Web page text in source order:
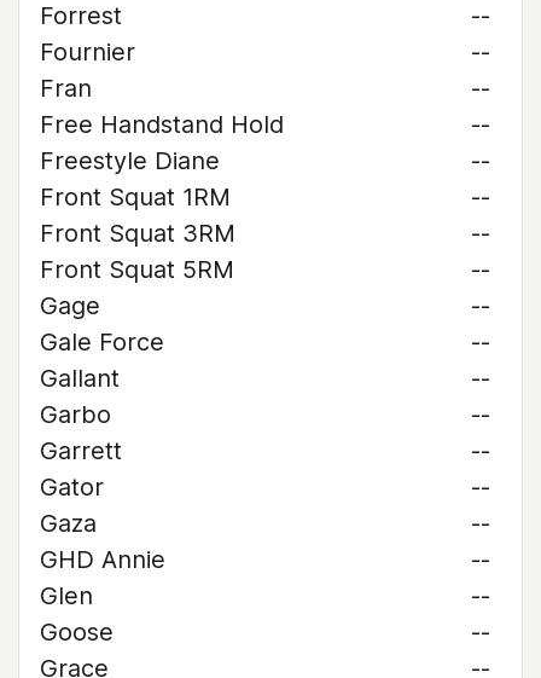
Forrest
--
Fournier
--
Fran
--
Free Handstand Hold
--
Freestyle Diane
--
Front Squat 1RM
--
Front Squat 3RM
--
Front Squat 5RM
--
Gage
--
Gale Force
--
Gallant
--
Garbo
--
Garrett
--
Gator
--
Gaza
--
GHD Annie
--
Glen
--
Goose
--
Grace
--